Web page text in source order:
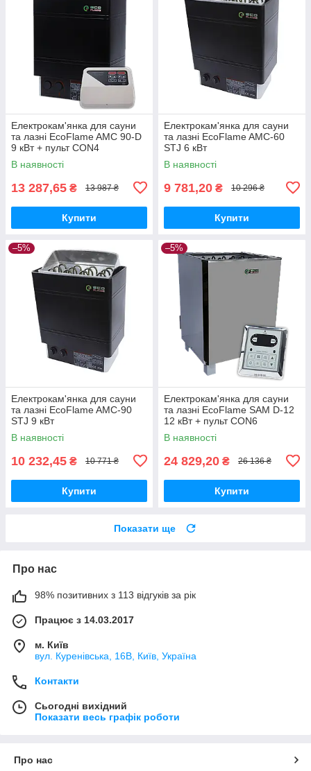
Електрокам'янка для сауни
та лазні EcoFlame AMC 90-D
9 кВт + пульт CON4
В наявності
13 287,65 ₴ 13 987 ₴
Купити
Електрокам'янка для сауни
та лазні EcoFlame AMC-60
STJ 6 кВт
В наявності
9 781,20 ₴ 10 296 ₴
Купити
–5%
Електрокам'янка для сауни
та лазні EcoFlame AMC-90
STJ 9 кВт
В наявності
10 232,45 ₴ 10 771 ₴
Купити
–5%
Електрокам'янка для сауни
та лазні EcoFlame SAM D-12
12 кВт + пульт CON6
В наявності
24 829,20 ₴ 26 136 ₴
Купити
Показати ще
Про нас
98% позитивних з 113 відгуків за рік
Працює з 14.03.2017
м. Київ
вул. Куренівська, 16В, Київ, Україна
Контакти
Сьогодні вихідний
Показати весь графік роботи
Про нас